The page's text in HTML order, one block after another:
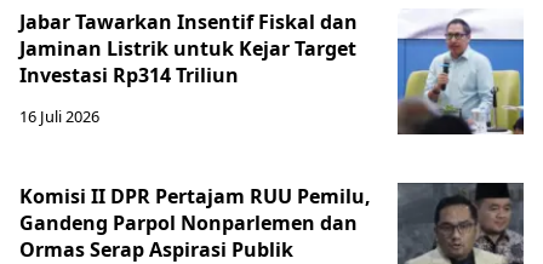
Jabar Tawarkan Insentif Fiskal dan
Jaminan Listrik untuk Kejar Target
Investasi Rp314 Triliun
16 Juli 2026
Komisi II DPR Pertajam RUU Pemilu,
Gandeng Parpol Nonparlemen dan
Ormas Serap Aspirasi Publik